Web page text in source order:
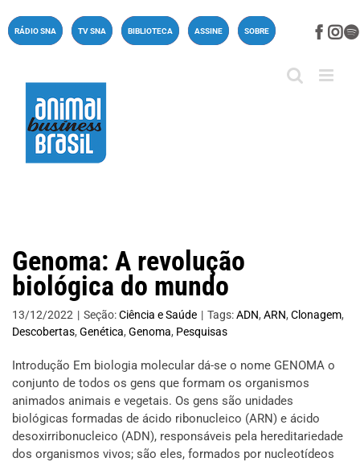
paraRÁDIO SNA TV SNA BIBLIOTECA ASSINE SOBRE
Genoma: A revolução
biológica do mundo
13/12/2022 | Seção:Ciência e Saúde | Tags:ADN, ARN, Clonagem,
Descobertas, Genética, Genoma, Pesquisas
Introdução Em biologia molecular dá-se o nome GENOMA o
conjunto de todos os gens que formam os organismos
animados animais e vegetais. Os gens são unidades
biológicas formadas de ácido ribonucleico (ARN) e ácido
desoxirribonucleico (ADN), responsáveis pela hereditariedade
dos organismos vivos; são eles, formados por nucleotídeos